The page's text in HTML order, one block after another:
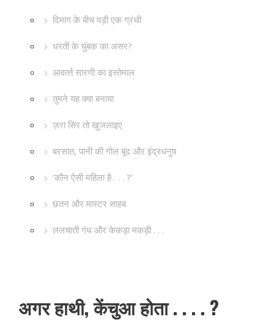
दिमाग के बीच पड़ी एक ग्रंथी
धरती के चुंबक का असर?
आवर्त्‍त सारणी का इस्‍तेमाल
तुमने यह क्‍या बनाया
ज़रा सिर तो खुजलाइए
बरसात, पानी की गोल बूंद और इंद्रधनुष
‘कौन ऐसी महिला है . . . ?’
छतन और मास्‍टर साहब
ललचाती गंध और केकड़ा मकड़ी . . .
अगर हाथी, केंचुआ होता . . . . ?